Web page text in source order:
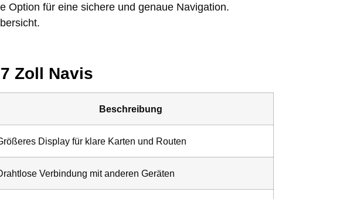
Option für eine sichere und genaue Navigation.
Zoll Navis
Beschreibung
Display für klare Karten und Routen
Verbindung mit anderen Geräten